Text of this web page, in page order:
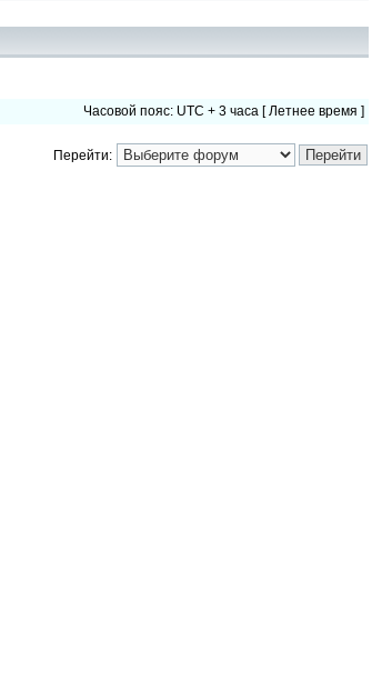
Часовой пояс: UTC + 3 часа [ Летнее время ]
Перейти: